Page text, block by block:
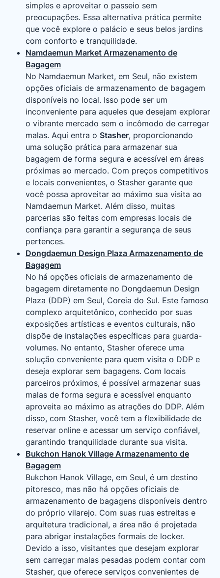
simples e aproveitar o passeio sem
preocupações. Essa alternativa prática permite
que você explore o palácio e seus belos jardins
com conforto e tranquilidade.
Namdaemun Market Armazenamento de
Bagagem
No Namdaemun Market, em Seul, não existem
opções oficiais de armazenamento de bagagem
disponíveis no local. Isso pode ser um
inconveniente para aqueles que desejam explorar
o vibrante mercado sem o incômodo de carregar
malas. Aqui entra o Stasher, proporcionando
uma solução prática para armazenar sua
bagagem de forma segura e acessível em áreas
próximas ao mercado. Com preços competitivos
e locais convenientes, o Stasher garante que
você possa aproveitar ao máximo sua visita ao
Namdaemun Market. Além disso, muitas
parcerias são feitas com empresas locais de
confiança para garantir a segurança de seus
pertences.
Dongdaemun Design Plaza Armazenamento de
Bagagem
No há opções oficiais de armazenamento de
bagagem diretamente no Dongdaemun Design
Plaza (DDP) em Seul, Coreia do Sul. Este famoso
complexo arquitetônico, conhecido por suas
exposições artísticas e eventos culturais, não
dispõe de instalações específicas para guarda-
volumes. No entanto, Stasher oferece uma
solução conveniente para quem visita o DDP e
deseja explorar sem bagagens. Com locais
parceiros próximos, é possível armazenar suas
malas de forma segura e acessível enquanto
aproveita ao máximo as atrações do DDP. Além
disso, com Stasher, você tem a flexibilidade de
reservar online e acessar um serviço confiável,
garantindo tranquilidade durante sua visita.
Bukchon Hanok Village Armazenamento de
Bagagem
Bukchon Hanok Village, em Seul, é um destino
pitoresco, mas não há opções oficiais de
armazenamento de bagagens disponíveis dentro
do próprio vilarejo. Com suas ruas estreitas e
arquitetura tradicional, a área não é projetada
para abrigar instalações formais de locker.
Devido a isso, visitantes que desejam explorar
sem carregar malas pesadas podem contar com
Stasher, que oferece serviços convenientes de